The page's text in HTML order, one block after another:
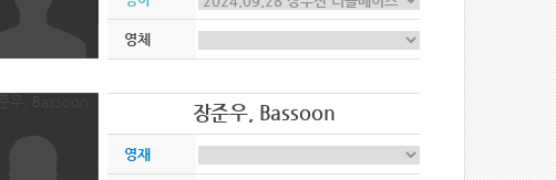
영체
장준우, Bassoon
영재